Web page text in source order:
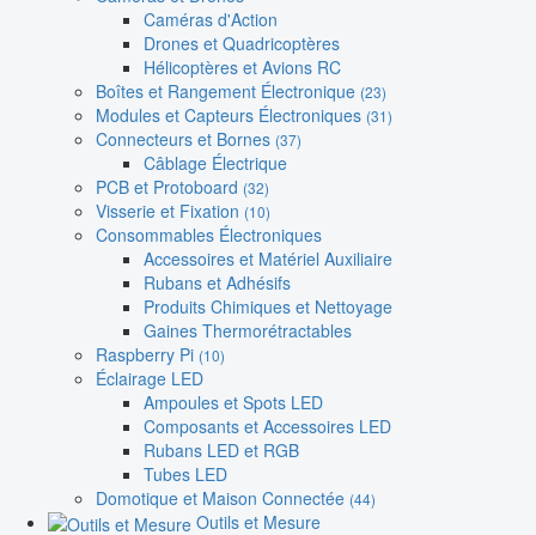
Caméras d'Action
Drones et Quadricoptères
Hélicoptères et Avions RC
Boîtes et Rangement Électronique (23)
Modules et Capteurs Électroniques (31)
Connecteurs et Bornes (37)
Câblage Électrique
PCB et Protoboard (32)
Visserie et Fixation (10)
Consommables Électroniques
Accessoires et Matériel Auxiliaire
Rubans et Adhésifs
Produits Chimiques et Nettoyage
Gaines Thermorétractables
Raspberry Pi (10)
Éclairage LED
Ampoules et Spots LED
Composants et Accessoires LED
Rubans LED et RGB
Tubes LED
Domotique et Maison Connectée (44)
Outils et Mesure